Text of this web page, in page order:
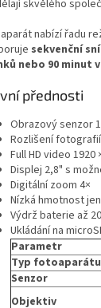
skvělého
nabízí řadu
sekvenční
nebo 90 minut
přednosti
Obrazový senzor
Rozlišení fotografií
Full HD video 1920
Displej 2,8" s
Digitální zoom 4×
Nízká hmotnost
Výdrž baterie až
Ukládání na
Parametr
Typ fotoaparátu
Senzor
Objektiv